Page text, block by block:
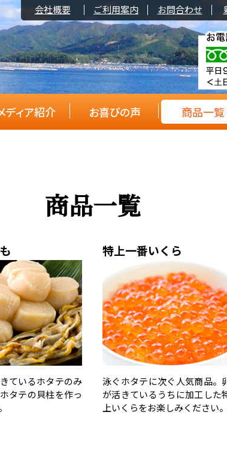
会社概要 ご利用案内 お問合わせ
ディア紹介 お喜びの声 商品一覧
商品一覧
ているホタテのみ
タテの貝柱を作っ
特上一番いくら
泳ぐホタテに次ぐ人気商品。
が活きているうちに加工した
上いくらをお楽しみください